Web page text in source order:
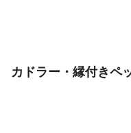
カドラー・縁付きペ